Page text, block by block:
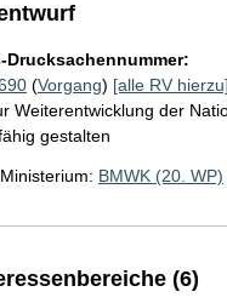
Drucksachennummer:
(Vorgang) [alle RV
Weiterentwicklung der
gestalten
BMWK (20. WP)
(6)